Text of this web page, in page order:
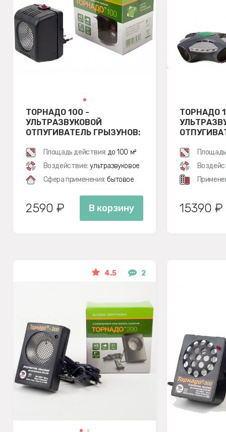
ТОРНАДО 100 -
УЛЬТРАЗВУКОВОЙ
ОТПУГИВАТЕЛЬ ГРЫЗУНОВ:
Площадь действия: до 100 м²
Воздействие: ультразвуковое
Сфера применения: бытовое
2590 ₽ В корзину
ТОРНАДО
15390 ₽
4.5 2